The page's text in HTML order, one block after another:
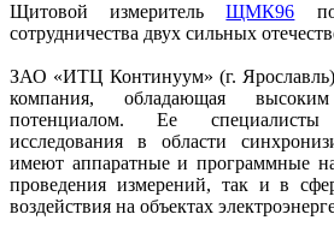
Щитовой измерительЩМК96
сотрудничества двух сильных
ЗАО «ИТЦ Континуум» (г.
компания, обладающая высоким
потенциалом. Ее
исследования в области
имеют аппаратные и программные
проведения измерений, так и в
воздействия на объектах